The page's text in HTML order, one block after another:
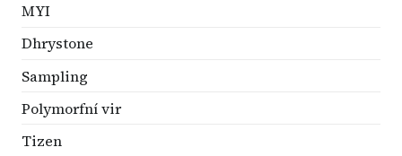
MYI
Dhrystone
Sampling
Polymorfní vir
Tizen